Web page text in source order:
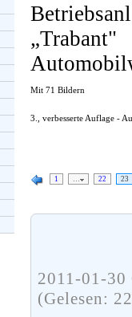
Mit 71 Bildern
3., verbesserte Auflage -
1 22 23
2011-01-
(Gelesen: